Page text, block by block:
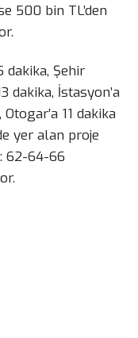
500 bin TL’den
dakika, Şehir
dakika, İstasyon’a
11 dakika
yer alan proje
62-64-66